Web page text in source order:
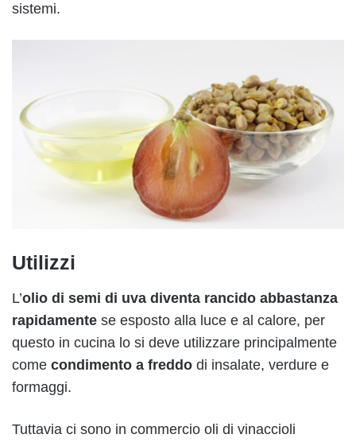
sistemi.
Utilizzi
L’olio di semi di uva diventa rancido abbastanza
rapidamente se esposto alla luce e al calore, per
questo in cucina lo si deve utilizzare principalmente
come condimento a freddo di insalate, verdure e
formaggi.
Tuttavia ci sono in commercio oli di vinaccioli